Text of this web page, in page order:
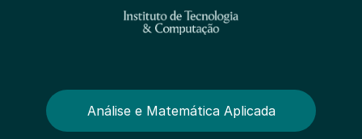
Análise e Matemática Aplicada